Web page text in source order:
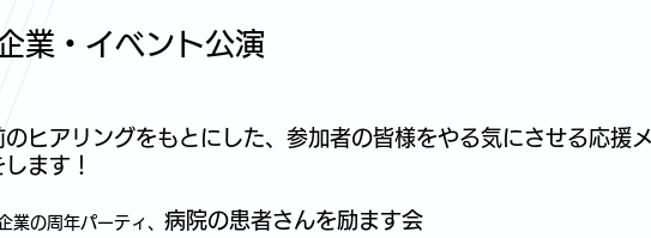
業・イベント公演
のヒアリングをもとにした、参加者の皆様をやる気にさせる応援
ます！
業の周年パーティ、 病院の患者さんを励ます会